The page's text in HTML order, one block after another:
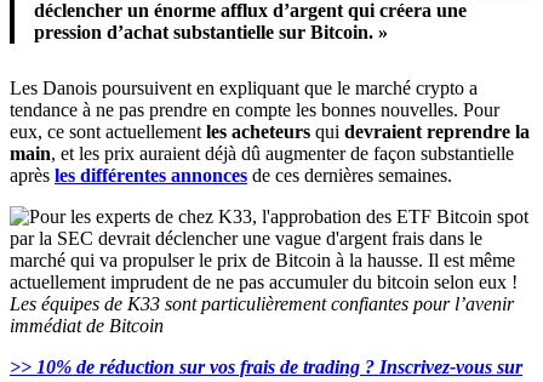
déclencher un énorme afflux d’argent qui créera une
pression d’achat substantielle sur Bitcoin. »
Les Danois poursuivent en expliquant que le marché crypto a
tendance à ne pas prendre en compte les bonnes nouvelles. Pour
eux, ce sont actuellement les acheteurs qui devraient reprendre la
main, et les prix auraient déjà dû augmenter de façon substantielle
après les différentes annonces de ces dernières semaines.
Les équipes de K33 sont particulièrement confiantes pour l’avenir
immédiat de Bitcoin
>> 10% de réduction sur vos frais de trading ? Inscrivez-vous sur